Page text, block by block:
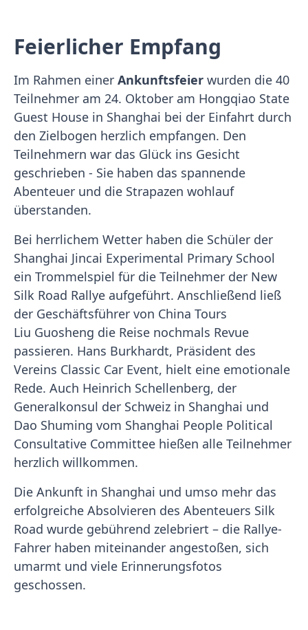
Feierlicher Empfang
Im Rahmen einer Ankunftsfeier wurden die 40
Teilnehmer am 24. Oktober am Hongqiao State
Guest House in Shanghai bei der Einfahrt durch
den Zielbogen herzlich empfangen. Den
Teilnehmern war das Glück ins Gesicht
geschrieben - Sie haben das spannende
Abenteuer und die Strapazen wohlauf
überstanden.
Bei herrlichem Wetter haben die Schüler der
Shanghai Jincai Experimental Primary School
ein Trommelspiel für die Teilnehmer der New
Silk Road Rallye aufgeführt. Anschließend ließ
der Geschäftsführer von China Tours
Liu Guosheng die Reise nochmals Revue
passieren. Hans Burkhardt, Präsident des
Vereins Classic Car Event, hielt eine emotionale
Rede. Auch Heinrich Schellenberg, der
Generalkonsul der Schweiz in Shanghai und
Dao Shuming vom Shanghai People Political
Consultative Committee hießen alle Teilnehmer
herzlich willkommen.
Die Ankunft in Shanghai und umso mehr das
erfolgreiche Absolvieren des Abenteuers Silk
Road wurde gebührend zelebriert – die Rallye-
Fahrer haben miteinander angestoßen, sich
umarmt und viele Erinnerungsfotos
geschossen.